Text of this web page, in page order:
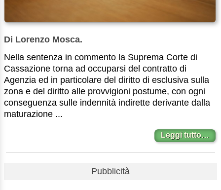
Di Lorenzo Mosca.
Nella sentenza in commento la Suprema Corte di
Cassazione torna ad occuparsi del contratto di
Agenzia ed in particolare del diritto di esclusiva sulla
zona e del diritto alle provvigioni postume, con ogni
conseguenza sulle indennità indirette derivante dalla
maturazione ...
Leggi tutto…
Pubblicità